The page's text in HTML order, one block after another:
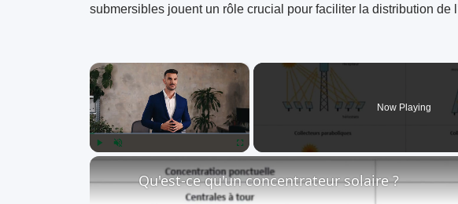
submersibles jouent un rôle crucial pour faciliter la distribution de
×
Now Playing
Qu'est-ce qu'un concentrateur solaire ?